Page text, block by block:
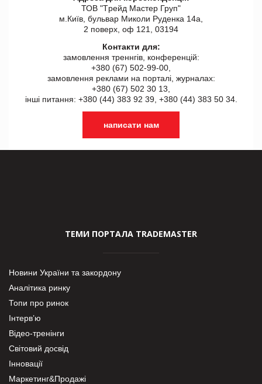
ТОВ "Tрейд Мастер Груп"
м.Київ, бульвар Миколи Руденка 14а,
2 поверх, оф 121, 03194
Контакти для:
замовлення треннгів, конференцій:
+380 (67) 502-99-00,
замовлення реклами на порталі, журналах:
+380 (67) 502 30 13,
інші питання: +380 (44) 383 92 39, +380 (44) 383 50 34.
написати нам
ТЕМИ ПОРТАЛА TRADEMASTER
Новини України та закордону
Аналітика ринку
Топи про ринок
Інтерв’ю
Відео-тренінги
Світовий досвід
Інновації
Маркетинг&Продажі